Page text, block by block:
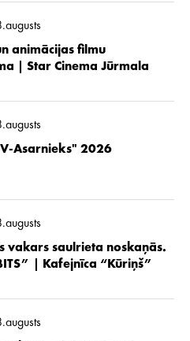
animācijas filmu
| Star Cinema Jūrmala
Asarnieks" 2026
vakars saulrieta noskaņās.
| Kafejnīca “Kūriņš”